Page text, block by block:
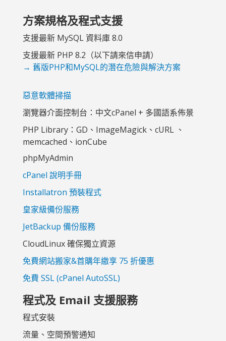
方案規格及程式支援
支援最新 MySQL 資料庫 8.0
支援最新 PHP 8.2（以下請來信申請）
→ 舊版PHP和MySQL的潛在危險與解決方案
惡意軟體掃描
瀏覽器介面控制台：中文cPanel + 多國語系佈景
PHP Library：GD、ImageMagick、cURL 、
memcached、ionCube
phpMyAdmin
cPanel 說明手冊
Installatron 預裝程式
皇家級備份服務
JetBackup 備份服務
CloudLinux 確保獨立資源
免費網站搬家&首購年繳享 75 折優惠
免費 SSL (cPanel AutoSSL)
程式及 Email 支援服務
程式安裝
流量、空間預警通知